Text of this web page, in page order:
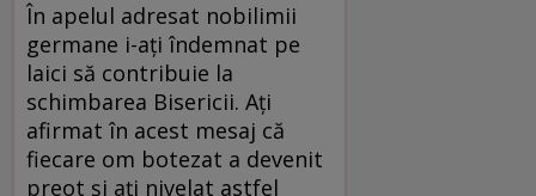
În apelul adresat nobilimii
germane i-ați îndemnat pe
laici să contribuie la
schimbarea Bisericii. Ați
afirmat în acest mesaj că
fiecare om botezat a devenit
preot și ați nivelat astfel